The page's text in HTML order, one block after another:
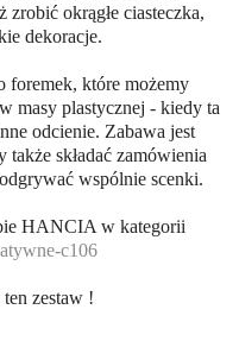
okrągłe ciasteczka,
dekoracje.
foremek, które możemy
masy plastycznej - kiedy ta
odcienie. Zabawa jest
składać zamówienia
wspólnie scenki.
HANCIA w kategorii
c106
ten zestaw !